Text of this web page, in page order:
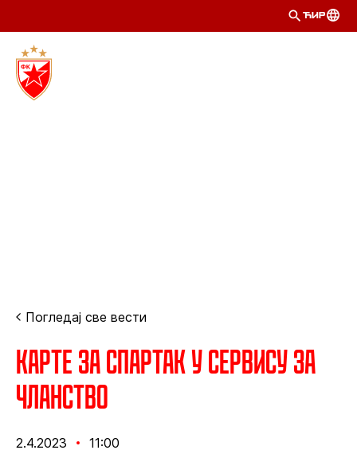
ЋИР
Погледај све вести
Карте за Спартак у Сервису за
чланство
2.4.2023 11:00